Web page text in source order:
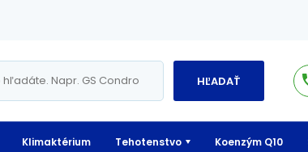
HĽADAŤ
Klimaktérium Tehotenstvo Koenzým Q10